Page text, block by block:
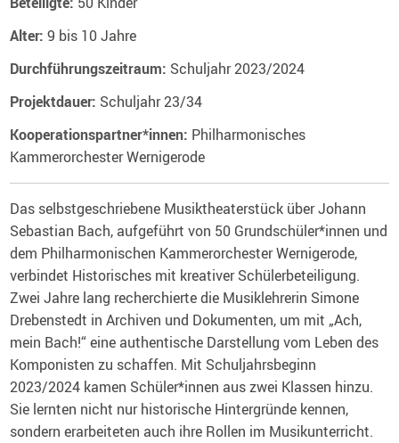
Alter: 9 bis 10 Jahre
Durchführungszeitraum: Schuljahr 2023/2024
Projektdauer: Schuljahr 23/34
Kooperationspartner*innen: Philharmonisches
Kammerorchester Wernigerode
Das selbstgeschriebene Musiktheaterstück über Johann
Sebastian Bach, aufgeführt von 50 Grundschüler*innen und
dem Philharmonischen Kammerorchester Wernigerode,
verbindet Historisches mit kreativer Schülerbeteiligung.
Zwei Jahre lang recherchierte die Musiklehrerin Simone
Drebenstedt in Archiven und Dokumenten, um mit „Ach,
mein Bach!“ eine authentische Darstellung vom Leben des
Komponisten zu schaffen. Mit Schuljahrsbeginn
2023/2024 kamen Schüler*innen aus zwei Klassen hinzu.
Sie lernten nicht nur historische Hintergründe kennen,
sondern erarbeiteten auch ihre Rollen im Musikunterricht.